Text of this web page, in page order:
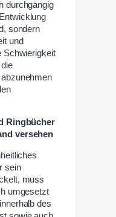
durchgängig
sondern
und
Schwierigkeit
Ringbücher
versehen
sein
muss
umgesetzt
des